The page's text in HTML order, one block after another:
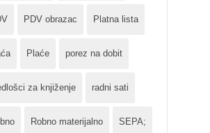
PDV obrazac Platna lista
Plaće porez na dobit
za knjiženje radni sati
Robno materijalno SEPA;